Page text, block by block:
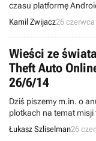
czasu platformę
operacyjny Android,
urządzeniach.
pojawi się jeszcze w
Kamil Zwijacz26
Wieści ze
Theft Auto
26/6/14
Dziś piszemy m.in. o
plotkach na temat
nowym dodatku do
porcji krótkich
Łukasz Szliselman26